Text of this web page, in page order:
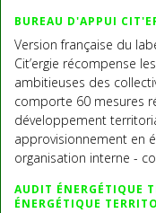
BUREAU D'APPUI
Version française du
Cit’ergie récompense
ambitieuses des
comporte 60 mesures
développement
approvisionnement en
organisation interne -
AUDIT ÉNERGÉTIQUE
ÉNERGÉTIQUE